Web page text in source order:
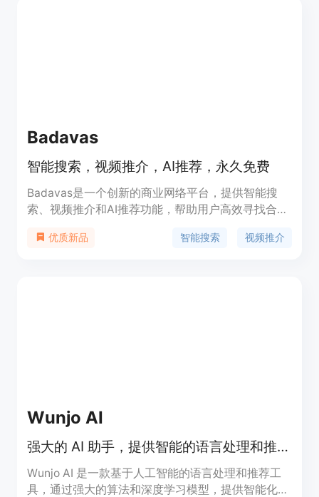
Badavas
智能搜索，视频推介，AI推荐，永久免费
Badavas是一个创新的商业网络平台，提供智能搜
索、视频推介和AI推荐功能，帮助用户高效寻找合作
络环境，强调用户间的互动和信息的快速获取。
优质新品 智能搜索 视频推介
Wunjo AI
强大的 AI 助手，提供智能的语言处理和推荐功能
Wunjo AI 是一款基于人工智能的语言处理和推荐工
具，通过强大的算法和深度学习模型，提供智能化的